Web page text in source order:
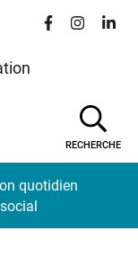
d'accessibilité
Lien vers le
Lien vers
Lien
RECHERCHE
quotidien